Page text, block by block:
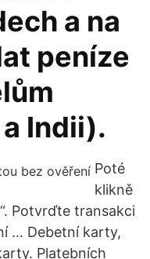
a na
peníze
Indii).
Poté
klikně
Potvrďte transakci
… Debetní karty,
Platebních